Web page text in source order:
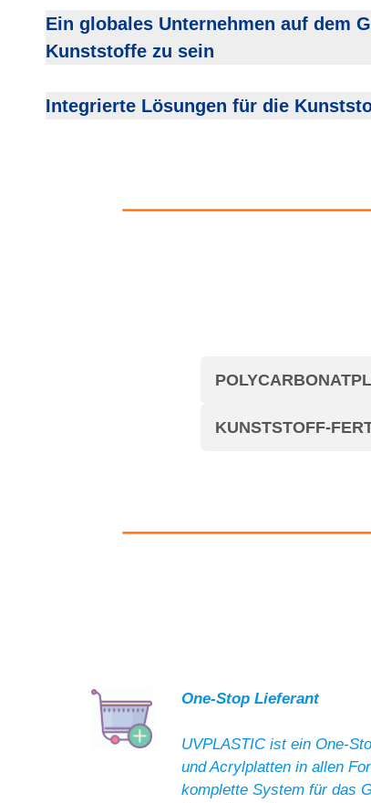
Ein globales Unternehmen auf dem
Kunststoffe zu sein
Integrierte Lösungen für die
KUNSTSTOFF-
One-Stop Lieferant
UVPLASTIC ist ein One-
und Acrylplatten in allen
komplette System für das